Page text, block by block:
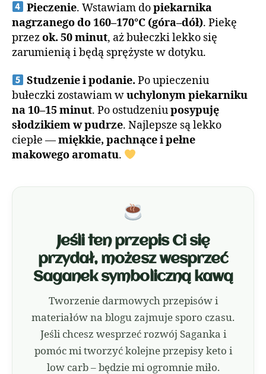
Pieczenie. Wstawiam dopiekarnika
nagrzanego do 160–170°C (góra–dół). Piekę
przezok. 50 minut, aż bułeczki lekko się
zarumienią i będą sprężyste w dotyku.
Studzenie i podanie. Po upieczeniu
bułeczki zostawiam wuchylonym piekarniku
na 10–15 minut. Po ostudzeniuposypuję
słodzikiem w pudrze. Najlepsze są lekko
ciepłe —miękkie, pachnące i pełne
makowego aromatu.
Jeśli ten przepis Ci się
przydał, możesz wesprzeć
Saganek symboliczną kawą
Tworzenie darmowych przepisów i
materiałów na blogu zajmuje sporo czasu.
Jeśli chcesz wesprzeć rozwój Saganka i
pomóc mi tworzyć kolejne przepisy keto i
low carb – będzie mi ogromnie miło.